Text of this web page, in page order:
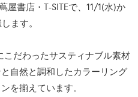
屋書店・T-SITEで、11/1(水)か
ます。
こだわったサスティナブル素材
自然と調和したカラーリング
を揃えています。